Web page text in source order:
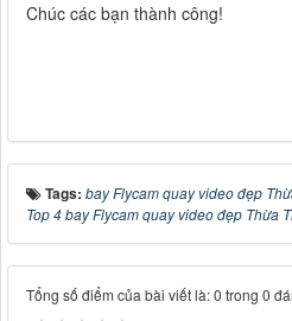
Chúc các bạn thành công!
Tags: bay Flycam quay video đẹp
Top 4 bay Flycam quay video đẹp Thừa
Tổng số điểm của bài viết là: 0 trong 0